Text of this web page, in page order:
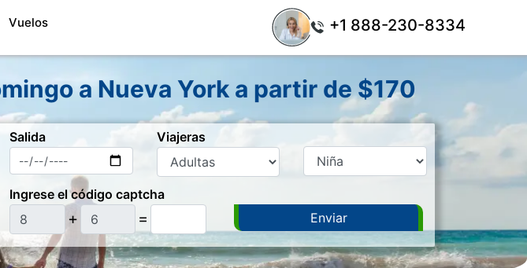
Vuelos +1 888-230-8334
a Nueva York a partir de $170
Salida Viajeras
Ingrese el código captcha
+ =